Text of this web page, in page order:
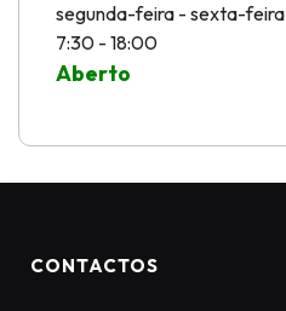
segunda-feira - sexta-feira
7:30 - 18:00
Aberto
CONTACTOS